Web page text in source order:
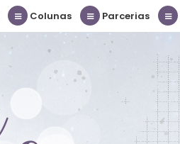
Colunas Parcerias